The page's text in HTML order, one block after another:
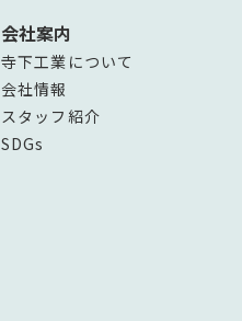
会社案内
寺下工業について
会社情報
スタッフ紹介
SDGs